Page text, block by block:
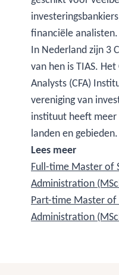
financiële analisten.
In Nederland zijn 3
van hen is TIAS.
Analysts (CFA)
vereniging van
instituut heeft meer
landen en gebieden.
Lees meer
Full-time Master of
Administration
Part-time Master of
Administration